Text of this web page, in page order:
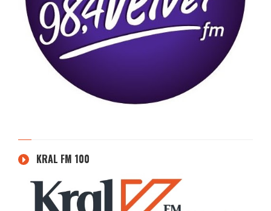
KRAL FM 100